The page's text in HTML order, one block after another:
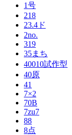
1号
218
23.4ド
2no.
319
35まち
40010試作型
40原
41
7×2
70B
7zu7
88
8点